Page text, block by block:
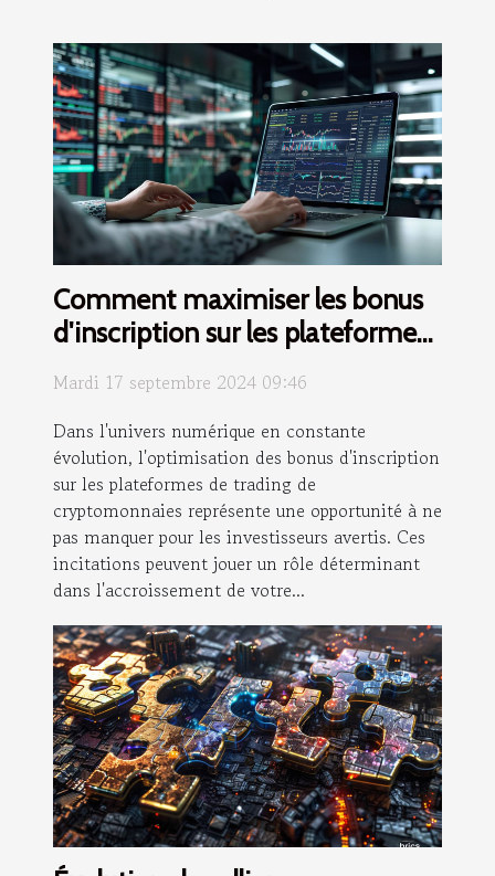
Comment maximiser les bonus
d'inscription sur les plateformes
Mardi 17 septembre 2024 09:46
Dans l'univers numérique en constante
évolution, l'optimisation des bonus d'inscription
sur les plateformes de trading de
cryptomonnaies représente une opportunité à ne
pas manquer pour les investisseurs avertis. Ces
incitations peuvent jouer un rôle déterminant
dans l'accroissement de votre...